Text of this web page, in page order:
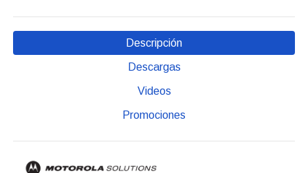
Descripción
Descargas
Videos
Promociones